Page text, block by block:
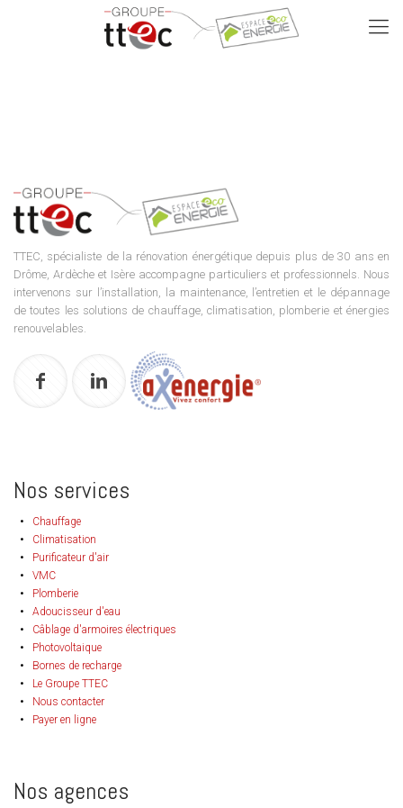
TTEC, spécialiste de la rénovation énergétique depuis plus de 30 ans en
Drôme, Ardèche et Isère accompagne particuliers et professionnels. Nous
intervenons sur l’installation, la maintenance, l’entretien et le dépannage
de toutes les solutions de chauffage, climatisation, plomberie et énergies
renouvelables.
Nos services
Chauffage
Climatisation
Purificateur d'air
VMC
Plomberie
Adoucisseur d'eau
Câblage d'armoires électriques
Photovoltaique
Bornes de recharge
Le Groupe TTEC
Nous contacter
Payer en ligne
Nos agences